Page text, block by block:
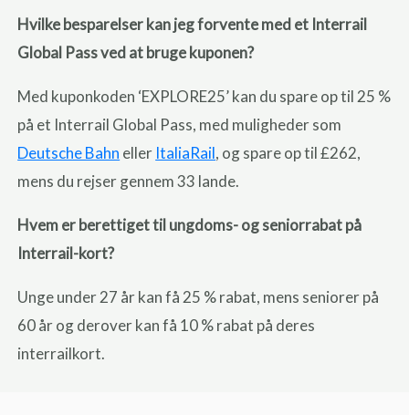
Hvilke besparelser kan jeg forvente med et Interrail
Global Pass ved at bruge kuponen?
Med kuponkoden ‘EXPLORE25’ kan du spare op til 25 %
på et Interrail Global Pass, med muligheder som
Deutsche Bahn eller ItaliaRail, og spare op til £262,
mens du rejser gennem 33 lande.
Hvem er berettiget til ungdoms- og seniorrabat på
Interrail-kort?
Unge under 27 år kan få 25 % rabat, mens seniorer på
60 år og derover kan få 10 % rabat på deres
interrailkort.